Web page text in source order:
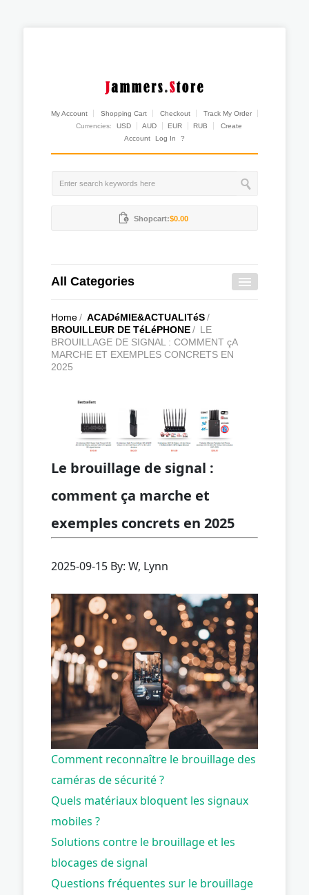
My Account Shopping Cart Checkout
Track My Order
Currencies:
USD AUD EUR RUB
Create
Account
Log In ?
Shopcart:$0.00
All Categories
Home/ ACADéMIE&ACTUALITéS/
BROUILLEUR DE TéLéPHONE/ LE
BROUILLAGE DE SIGNAL : COMMENT çA
MARCHE ET EXEMPLES CONCRETS EN
2025
Le brouillage de signal :
comment ça marche et
exemples concrets en 2025
2025-09-15 By: W, Lynn
Comment reconnaître le brouillage des
caméras de sécurité ?
Quels matériaux bloquent les signaux
mobiles ?
Solutions contre le brouillage et les
blocages de signal
Questions fréquentes sur le brouillage